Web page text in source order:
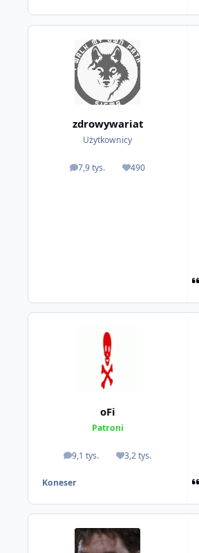
zdrowywariat
Użytkownicy
7,9 tys.
odpowiedzi490
Reputacja
oFi
Patroni
9,1 tys.
odpowiedzi3,2 tys.
Reputacja
Koneser